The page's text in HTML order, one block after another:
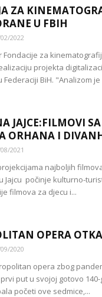
ZA
U FBIH
2022
Fondacije za
projekta
Federaciji BiH. "Analizom
JAJCE:FILMOVI
ORHANA I
2021
najboljih
Jajcu počinje kulturno-
filmova za djecu i...
OPERA
2020
opera zbog
put u svojoj gotovo
početi ove sedmice,...